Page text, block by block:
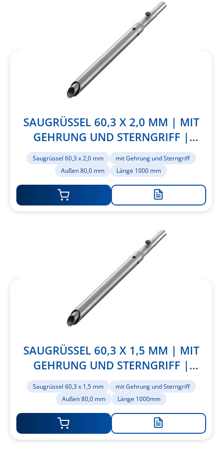
hinzufügen
SAUGRÜSSEL 60,3 X 2,0 MM | MIT
GEHRUNG UND STERNGRIFF |
AUSSEN 80,0 MM | LÄNGE 1000 MM
Saugrüssel 60,3 x 2,0 mm
mit Gehrung und Sterngriff
Außen 80,0 mm
Länge 1000 mm
Zur
hinzufügen
SAUGRÜSSEL 60,3 X 1,5 MM | MIT
GEHRUNG UND STERNGRIFF |
AUSSEN 80,0 MM | LÄNGE 1000MM
Saugrüssel 60,3 x 1,5 mm
mit Gehrung und Sterngriff
Außen 80,0 mm
Länge 1000mm
Zur